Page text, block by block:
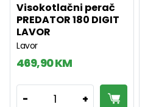
Visokotlačni perač
PREDATOR 180 DIGIT
LAVOR
Lavor
469,90 KM
- 1 +